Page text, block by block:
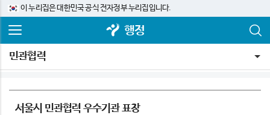
이 누리집은 대한민국 공식 전자정부 누리집입니다.
행정
민관협력
서울시 민관협력 우수기관 표창